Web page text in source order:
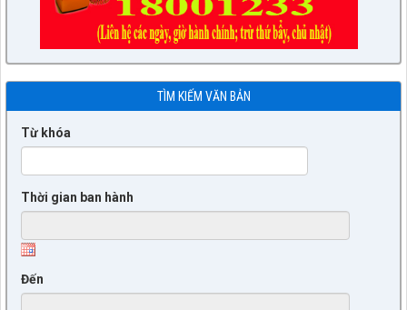
TÌM KIẾM VĂN BẢN
Từ khóa
Thời gian ban hành
Đến